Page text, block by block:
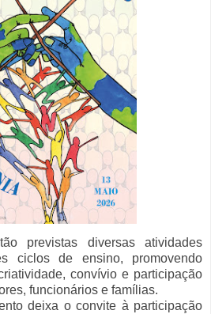
previstas diversas atividades
ciclos de ensino, promovendo
convívio e participação
funcionários e famílias.
deixa o convite à participação